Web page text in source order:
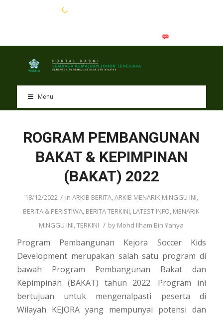
Menu
ROGRAM PEMBANGUNAN
BAKAT & KEPIMPINAN
(BAKAT) 2022
18/12/2022 / in ARKIB BERITA,ARKIB MENARIK MINGGU INI,
BERITA & PERISTIWA, BERITA TERKINI, LATEST INFO, MENARIK
MINGGU INI,TERKINI / by Mohd Ilham Bin Yahya
Program Pembangunan Kejora Soccer Kids
Development merupakan salah satu program di
bawah Program Pembangunan Bakat dan
Kepimpinan (BAKAT) tahun 2022. Program ini
bertujuan untuk mengenalpasti peserta di
Wilayah KEJORA yang mempunyai potensi dan